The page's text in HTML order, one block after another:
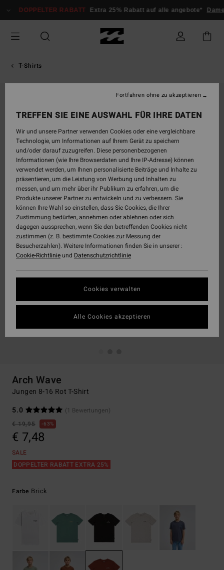
zur
springen
DOPPELTER RABATT Extra 25% Rabatt auf alle angebote* Damen
T-Shirts
Arch Wave
Jungen 8-16 Rot T-Shirt
5.0
(1 Bewertungen)
€ 19,95
63%
€ 7,48
SALE
DOPPELTER RABATT EXTRA 25%
Farbe Brick
TREFFEN SIE EINE AUSWAHL FÜR IHRE DATEN
Wir und unsere Partner verwenden Cookies oder eine vergleichbare
Technologie, um Informationen auf Ihrem Gerät zu speichern
und/oder darauf zuzugreifen. Diese personenbezogenen
Informationen (wie Ihre Browserdaten und Ihre IP-Adresse) können
verwendet werden, um Ihnen personalisierte Beiträge und Inhalte zu
präsentieren, um die Leistung von Werbung und Inhalten zu
messen, und um mehr über ihr Publikum zu erfahren, um die
Produkte unserer Partner zu entwickeln und zu verbessern. Sie
können Ihre Wahl so einstellen, dass Sie Cookies, die Ihrer
Zustimmung bedürfen, annehmen oder ablehnen oder sich
dagegen aussprechen, wenn Sie den betreffenden Cookies nicht
zustimmen (z. B. bestimmte Cookies zur Messung der
Besucherzahlen). Weitere Informationen finden Sie in unserer :
Cookie-Richtlinieund Datenschutzrichtlinie
Cookies verwalten
Fortfahren ohne zu akzeptieren
Alle Cookies akzeptieren